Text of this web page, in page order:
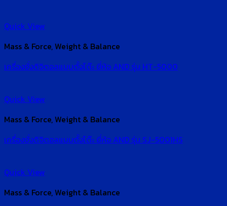
Quick View
Mass & Force, Weight & Balance
เครื่องชั่งดิจิตอลแบบตั้งโต๊ะ ยี่ห้อ AND รุ่น HT-5000
Quick View
Mass & Force, Weight & Balance
เครื่องชั่งดิจิตอลแบบตั้งโต๊ะ ยี่ห้อ AND รุ่น SJ-5001HS
Quick View
Mass & Force, Weight & Balance